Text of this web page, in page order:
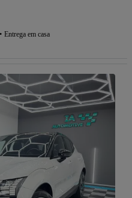
Entrega em casa